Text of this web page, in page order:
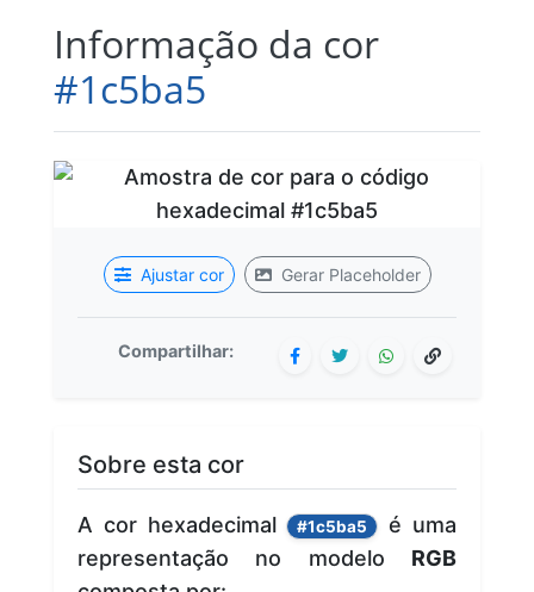
Informação da cor
#1c5ba5
Ajustar cor Gerar Placeholder
Compartilhar:
Sobre esta cor
A cor hexadecimal #1c5ba5
é uma
representação no modelo RGB